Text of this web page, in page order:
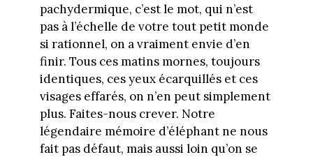
pachydermique, c’est le mot, qui n’est
pas à l’échelle de votre tout petit monde
si rationnel, on a vraiment envie d’en
finir. Tous ces matins mornes, toujours
identiques, ces yeux écarquillés et ces
visages effarés, on n’en peut simplement
plus. Faites-nous crever. Notre
légendaire mémoire d’éléphant ne nous
fait pas défaut, mais aussi loin qu’on se